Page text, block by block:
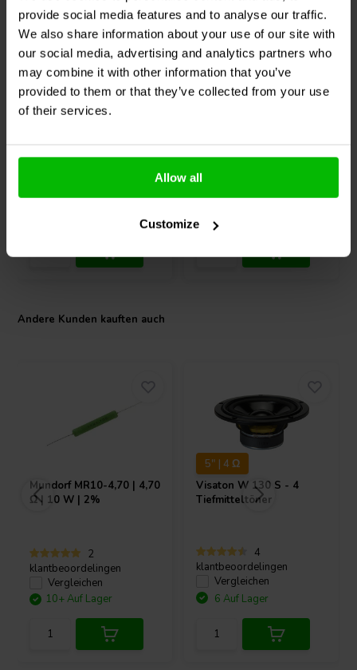
provide social media features and to analyse our traffic.
We also share information about your use of our site with
our social media, advertising and analytics partners who
may combine it with other information that you’ve
provided to them or that they’ve collected from your use
of their services.
Allow all
Customize
sollte eine Steilheit von 12 dB/Oktave (zweiter Ordnung) oder höher
verwendet werden.
Für welche Arten von Audiosystemen ist dieser Hochtöner am
besten geeignet?
Er ist äußerst vielseitig und eignet sich für Heim-Audioanlagen,
Studiomonitore, gelegentlich für Autolautsprecher und kompakte
zu einer ausgezeichneten Wahl für Mehrwegesysteme.
Peerless by Tymphany Herstellungscode: T04-1E0010032
1" | 4 Ω
Peerless by Tymphany
BC25SC06-04 Kalotten-
Waveguide
Vergleichen
1" | 4 Ω
Peerless by Tymphany
klantbeoordelingen
Vergleichen
Andere Kunden kauften auch
Mundorf MR10-4,70 | 4,70
Ω | 10 W | 2%
2
klantbeoordelingen
Vergleichen
10+ Auf Lager
5" | 4 Ω
Visaton W 130 S - 4
Tiefmitteltöner
4
klantbeoordelingen
Vergleichen
6 Auf Lager